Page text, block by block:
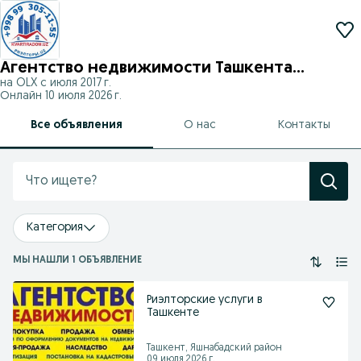
Агентство недвижимости Ташкента
Риэлторы.uz
на OLX с июля 2017 г.
Онлайн 10 июля 2026 г.
Все объявления О нас Контакты
Категория
МЫ НАШЛИ 1 ОБЪЯВЛЕНИЕ
Риэлторские услуги в
Ташкенте
Ташкент, Яшнабадский район